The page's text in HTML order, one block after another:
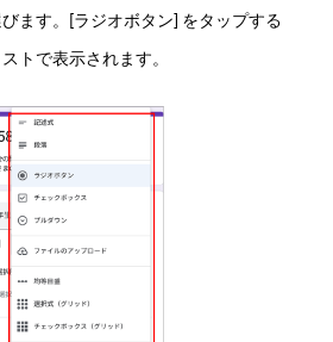
ます。[ラジオボタン] をタップする
トで表示されます。